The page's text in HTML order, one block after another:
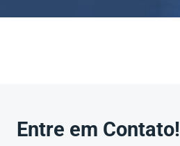
Entre em Contato!